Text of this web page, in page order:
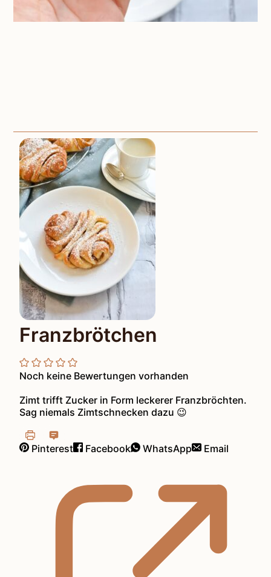
Franzbrötchen
Noch keine Bewertungen vorhanden
Zimt trifft Zucker in Form leckerer Franzbröchten.
Sag niemals Zimtschnecken dazu 😉
Pinterest Facebook WhatsApp Email